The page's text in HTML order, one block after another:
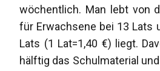
wöchentlich. Man lebt von
für Erwachsene bei 13 Lats
Lats (1 Lat=1,40 €) liegt.
hälftig das Schulmaterial